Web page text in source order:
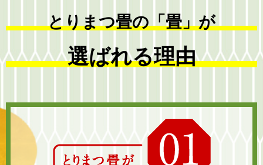
とりまつ畳の「畳」が
選ばれる理由